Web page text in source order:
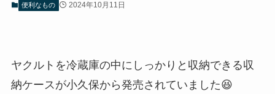
便利なもの 2024年10月11日
ヤクルトを冷蔵庫の中にしっかりと収納できる収
納ケースが小久保から発売されていました😆